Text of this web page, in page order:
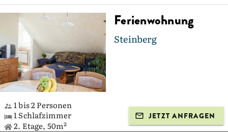
Ferienwohnung
Steinberg
1 bis 2 Personen
1 Schlafzimmer
2. Etage, 50m²
JETZT ANFRAGEN